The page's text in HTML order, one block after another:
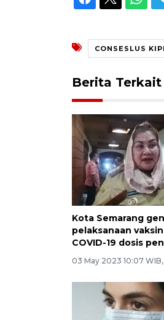
CONSESLUS
Berita Terkait
Kota Semarang
pelaksanaan
COVID-19 dosis
03 May 2023 10:07